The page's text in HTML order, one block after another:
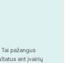
pažangus
ant įvairių